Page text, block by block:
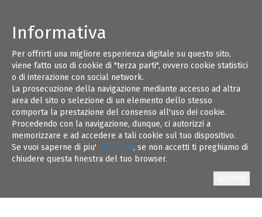
Informativa
Per offrirti una migliore esperienza digitale su questo sito,
viene fatto uso di cookie di "terza parti", ovvero cookie statistici
o di interazione con social network.
La prosecuzione della navigazione mediante accesso ad altra
area del sito o selezione di un elemento dello stesso
comporta la prestazione del consenso all'uso dei cookie.
Procedendo con la navigazione, dunque, ci autorizzi a
memorizzare e ad accedere a tali cookie sul tuo dispositivo.
Se vuoi saperne di piu' clicca qui, se non accetti ti preghiamo di
chiudere questa finestra del tuo browser.
29
DEC 16